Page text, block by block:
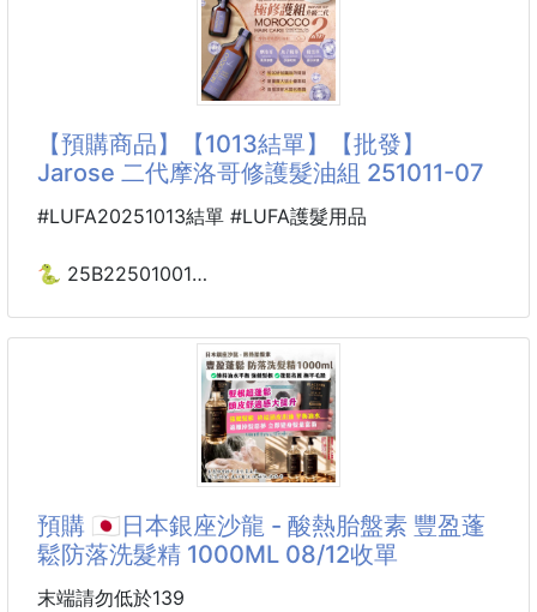
✔️日本最新技術，一吹就順不卡髮
✔️抗毛躁、抗靜電、速乾超省時
✔️摺疊好收納，高顏值外觀美
提取法國布列塔尼深海泉💧，調和日本🇯🇵高濃度玻尿
酸配合維他命B5,維他命B3等。。。
可以舒緩乾燥肌膚及淡化細紋😍，提昇緊緻拉提感，
主成份：海洋泉水，玻尿酸，維他命Ｂ５，維他命Ｂ
３，洋甘菊萃取
使用方式：臉部清潔後，化妝水後取適量按摩肌膚至吸
⚠️保濕是保養最基本的，肌膚底層吸飽了滿滿的水，表
面自然就不會出現小細紋😉
【預購商品】【1013結單】【批發】
Jarose 二代摩洛哥修護髮油組 251011-07
#LUFA20251013結單 #LUFA護髮用品
🐍 25B22501001
🔥熱銷升級版，強勢回歸
升級二代 幹細胞修護!
大牌香水味，讓人回味
不論是熬夜、壓力大還是長期染燙
都讓秀髮失去光澤💔
是時候用這瓶✨摩洛哥修護精華油✨讓髮絲重生！
預購 🇯🇵日本銀座沙龍 - 酸熱胎盤素 豐盈蓬
鬆防落洗髮精 1000ML 08/12收單
末端請勿低於139